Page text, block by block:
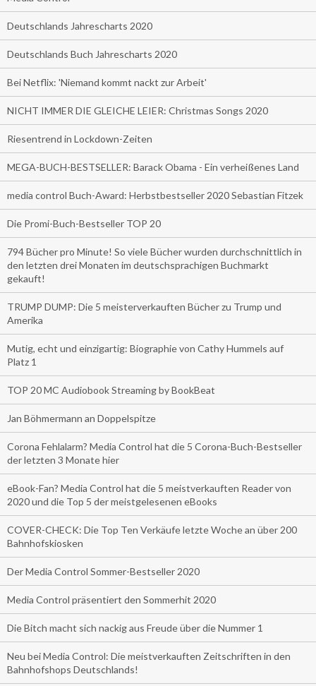
Deutschlands Jahrescharts 2020
Deutschlands Buch Jahrescharts 2020
Bei Netflix: 'Niemand kommt nackt zur Arbeit'
NICHT IMMER DIE GLEICHE LEIER: Christmas Songs 2020
Riesentrend in Lockdown-Zeiten
MEGA-BUCH-BESTSELLER: Barack Obama - Ein verheißenes Land
media control Buch-Award: Herbstbestseller 2020 Sebastian Fitzek
Die Promi-Buch-Bestseller TOP 20
794 Bücher pro Minute! So viele Bücher wurden durchschnittlich in
den letzten drei Monaten im deutschsprachigen Buchmarkt
gekauft!
TRUMP DUMP: Die 5 meisterverkauften Bücher zu Trump und
Amerika
Mutig, echt und einzigartig: Biographie von Cathy Hummels auf
Platz 1
TOP 20 MC Audiobook Streaming by BookBeat
Jan Böhmermann an Doppelspitze
Corona Fehlalarm? Media Control hat die 5 Corona-Buch-Bestseller
der letzten 3 Monate hier
eBook-Fan? Media Control hat die 5 meistverkauften Reader von
2020 und die Top 5 der meistgelesenen eBooks
COVER-CHECK: Die Top Ten Verkäufe letzte Woche an über 200
Bahnhofskiosken
Der Media Control Sommer-Bestseller 2020
Media Control präsentiert den Sommerhit 2020
Die Bitch macht sich nackig aus Freude über die Nummer 1
Neu bei Media Control: Die meistverkauften Zeitschriften in den
Bahnhofshops Deutschlands!